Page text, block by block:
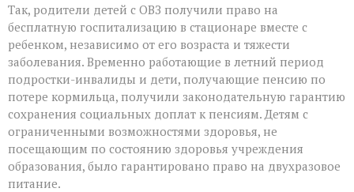
Так, родители детей с ОВЗ получили право на
бесплатную госпитализацию в стационаре вместе с
ребенком, независимо от его возраста и тяжести
заболевания. Временно работающие в летний период
подростки-инвалиды и дети, получающие пенсию по
потере кормильца, получили законодательную гарантию
сохранения социальных доплат к пенсиям. Детям с
ограниченными возможностями здоровья, не
посещающим по состоянию здоровья учреждения
образования, было гарантировано право на двухразовое
питание.